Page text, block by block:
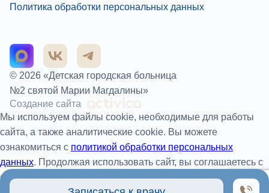
Политика обработки персональных данных
© 2026 «Детская городская больница
№2 святой Марии Магдалины»
Создание сайта
Мы используем файлы cookie, необходимые для работы
сайта, а также аналитические cookie. Вы можете
ознакомиться с политикой обработки персональных
данных. Продолжая использовать сайт, вы соглашаетесь с
обработкой файлов cookie.